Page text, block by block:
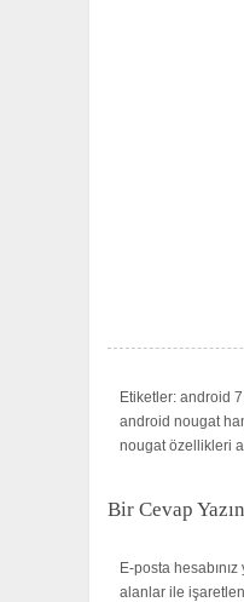
Etiketler: android
android nougat
nougat özellikleri
Bir Cevap Yazın
E-posta
alanlar ile